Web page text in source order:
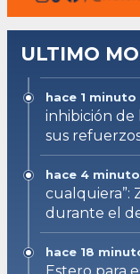
ULTIMO
hace 1 minuto
inhibición de
sus
hace 4
cualquiera”:
durante el
hace 18